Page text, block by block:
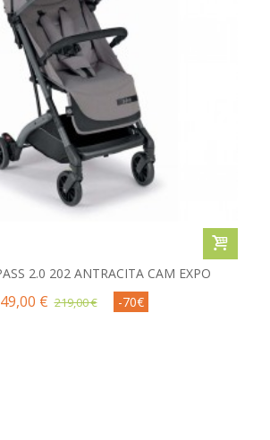
2.0 202 ANTRACITA CAM EXPO
€ 219,00 € -70€